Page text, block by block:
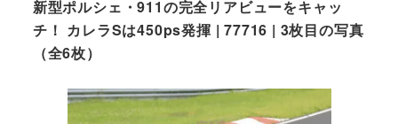
新型ポルシェ・911の完全リアビューをキャッ
チ！ カレラSは450ps発揮 | 77716 | 3枚目の写真
（全6枚）